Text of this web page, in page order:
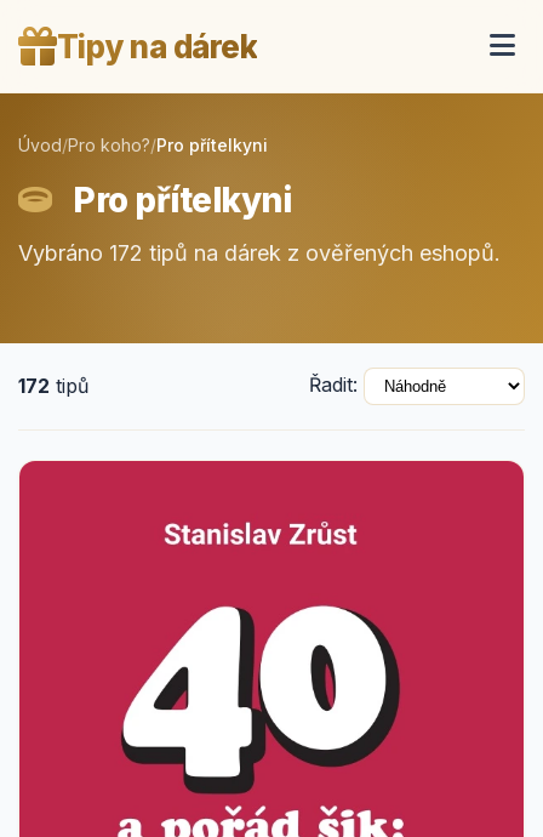
Tipy na dárek
Úvod/Pro koho?/Pro přítelkyni
Pro přítelkyni
Vybráno 172 tipů na dárek z ověřených eshopů.
172 tipů Řadit: